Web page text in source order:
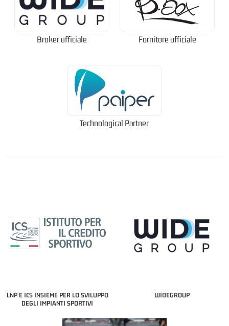
Broker ufficiale Fornitore ufficiale
Technological Partner
LNP E ICS INSIEME PER LO SVILUPPO
DEGLI IMPIANTI SPORTIVI
WIDEGROUP